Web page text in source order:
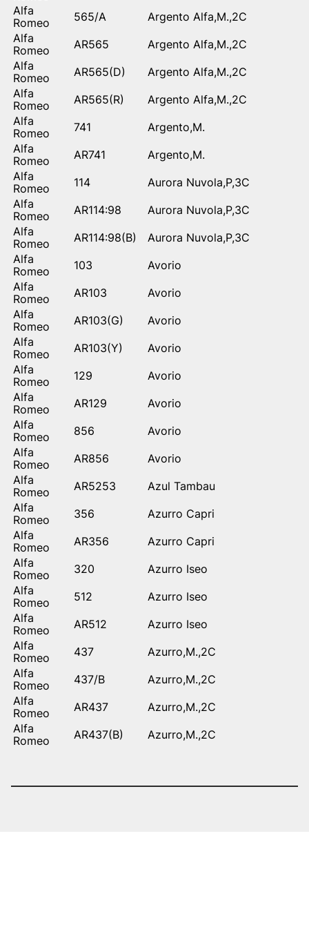
Alfa
Romeo
565/A
Argento Alfa,M.,2C
Alfa
Romeo
AR565
Argento Alfa,M.,2C
Alfa
Romeo
AR565(D)
Argento Alfa,M.,2C
Alfa
Romeo
AR565(R)
Argento Alfa,M.,2C
Alfa
Romeo
741
Argento,M.
Alfa
Romeo
AR741
Argento,M.
Alfa
Romeo
114
Aurora Nuvola,P,3C
Alfa
Romeo
AR114:98
Aurora Nuvola,P,3C
Alfa
Romeo
AR114:98(B)
Aurora Nuvola,P,3C
Alfa
Romeo
103
Avorio
Alfa
Romeo
AR103
Avorio
Alfa
Romeo
AR103(G)
Avorio
Alfa
Romeo
AR103(Y)
Avorio
Alfa
Romeo
129
Avorio
Alfa
Romeo
AR129
Avorio
Alfa
Romeo
856
Avorio
Alfa
Romeo
AR856
Avorio
Alfa
Romeo
AR5253
Azul Tambau
Alfa
Romeo
356
Azurro Capri
Alfa
Romeo
AR356
Azurro Capri
Alfa
Romeo
320
Azurro Iseo
Alfa
Romeo
512
Azurro Iseo
Alfa
Romeo
AR512
Azurro Iseo
Alfa
Romeo
437
Azurro,M.,2C
Alfa
Romeo
437/B
Azurro,M.,2C
Alfa
Romeo
AR437
Azurro,M.,2C
Alfa
Romeo
AR437(B) Azurro,M.,2C